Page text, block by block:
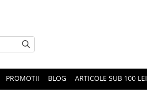
PROMOTII BLOG ARTICOLE SUB 100 LEI